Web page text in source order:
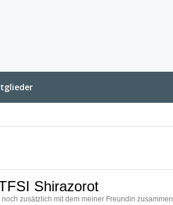
Shirazorot
zusätzlich mit dem meiner Freundin zusammen